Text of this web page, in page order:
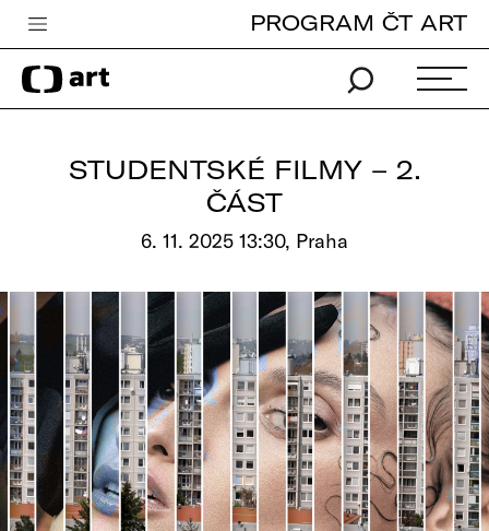
Česká televize
Zpravodajství
Vše o ČT
PROGRAM ČT ART
STUDENTSKÉ FILMY – 2.
ČÁST
6. 11. 2025 13:30, Praha